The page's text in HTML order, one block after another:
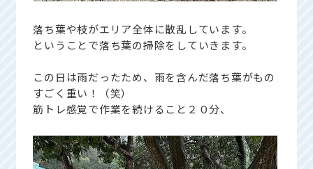
落ち葉や枝がエリア全体に散乱しています。
ということで落ち葉の掃除をしていきます。
この日は雨だったため、雨を含んだ落ち葉がもの
すごく重い！（笑）
筋トレ感覚で作業を続けること２０分、